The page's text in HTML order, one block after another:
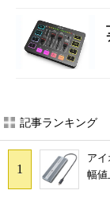
記事ランキング
ア
幅値